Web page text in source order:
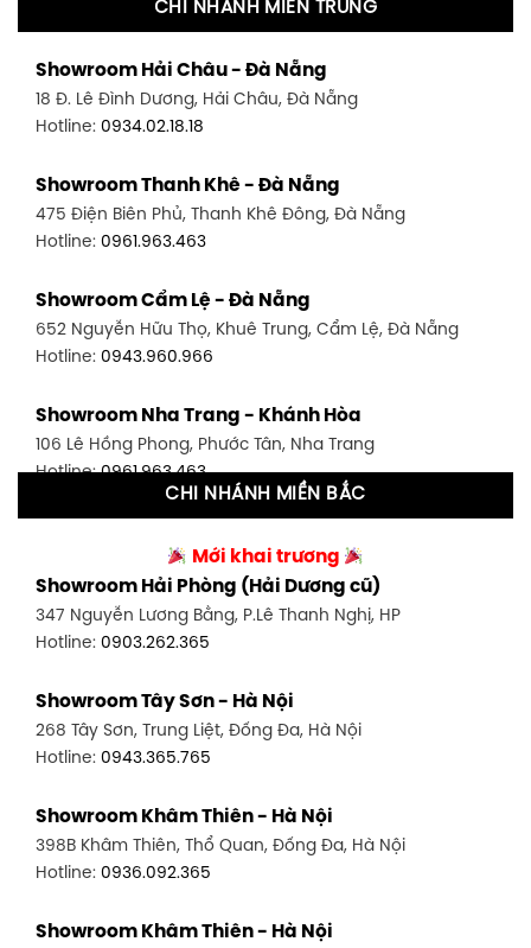
1411 Đường 3/2, P. 16, Quận 11, TP. HCM
Hotline:0906.256.759
1448 Huỳnh Tấn Phát, Phú Thuận, Quận 7, TP HCM
Hotline:0946.480.580
348 Đ. Bạch Đằng, P. 14, Bình Thạnh, TP HCM
Hotline:0902.716.230
591 Hoàng Văn Thụ, P. 4, Tân Bình, TP HCM
Hotline:0906.256.759
Showroom Tân Bình 2 - TP. HCM
0986.71.8448
Showroom Thuận An - Bình Dương
66 đường DT743, An Phú, Thuận An, Bình Dương
Showroom Biên Hòa - Đồng Nai
452 Nguyễn Ái Quốc, Tân Tiến, TP. Biên Hòa, Đồng Nai
CHI NHÁNH MIỀN TRUNG
Showroom Hải Châu - Đà Nẵng
18 Đ. Lê Đình Dương, Hải Châu, Đà Nẵng
Hotline: 0934.02.18.18
Showroom Thanh Khê - Đà Nẵng
475 Điện Biên Phủ, Thanh Khê Đông, Đà Nẵng
Hotline: 0961.963.463
Showroom Cẩm Lệ - Đà Nẵng
652 Nguyễn Hữu Thọ, Khuê Trung, Cẩm Lệ, Đà Nẵng
Hotline: 0943.960.966
Showroom Nha Trang - Khánh Hòa
106 Lê Hồng Phong, Phước Tân, Nha Trang
Hotline:0961.963.463
27-29 Nguyễn Sỹ Sách, Hưng Bình, TP Vinh, Nghệ An
Hotline:0943.960.966
Showroom Buôn Ma Thuột
Hotline:0934.02.18.18
CHI NHÁNH MIỀN BẮC
Mới khai trương
Showroom Hải Phòng (Hải Dương cũ)
347 Nguyễn Lương Bằng, P.Lê Thanh Nghị, HP
Hotline: 0903.262.365
Showroom Tây Sơn - Hà Nội
268 Tây Sơn, Trung Liệt, Đống Đa, Hà Nội
Hotline: 0943.365.765
Showroom Khâm Thiên - Hà Nội
398B Khâm Thiên, Thổ Quan, Đống Đa, Hà Nội
Hotline: 0936.092.365
Showroom Khâm Thiên - Hà Nội